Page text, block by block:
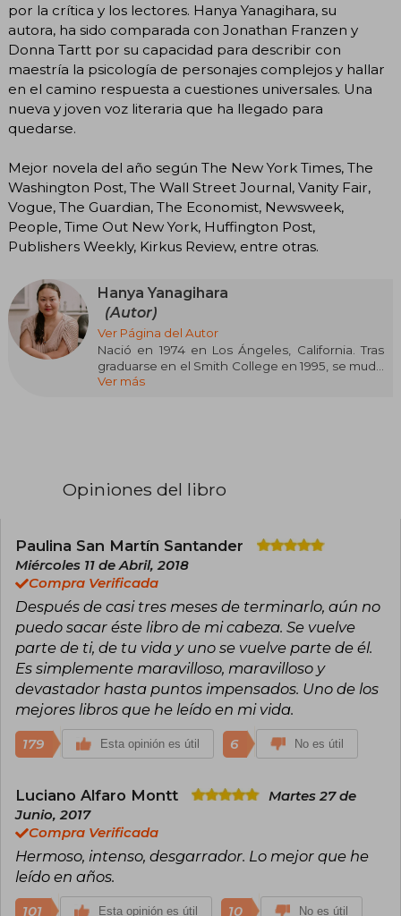
por la crítica y los lectores. Hanya Yanagihara, su
autora, ha sido comparada con Jonathan Franzen y
Donna Tartt por su capacidad para describir con
maestría la psicología de personajes complejos y hallar
en el camino respuesta a cuestiones universales. Una
nueva y joven voz literaria que ha llegado para
quedarse.
Mejor novela del año según The New York Times, The
Washington Post, The Wall Street Journal, Vanity Fair,
Vogue, The Guardian, The Economist, Newsweek,
People, Time Out New York, Huffington Post,
Publishers Weekly, Kirkus Review, entre otras.
Hanya Yanagihara
(Autor)
Ver Página del Autor
Nació en 1974 en Los Ángeles, California. Tras
graduarse en el Smith College en 1995, se mudó
a Nueva York para trabajar como publicista y en
Publicada en veinticinco países, fue nominada al
Times, The Washington Post, The Wall Street
Journal, Vanity Fair, Vogue, The Guardian, The
Economist, Newsweek, People, Time Out New
York, Huffington Post, Publishers Weekly y
Kirkus Reviews, entre otros medios, y ha
conquistado a más de dos millones y medio de
lectores.
La gente en los árboles (Lumen, 2018) fue su
primera novela, considerada una de las mejores
de 2013 y la que distinguió a Yanagihara como
una joven promesa en el mundo literario. Su
última y esperada novela, Al paraíso, que
también publicará Lumen, será un
Ver más
Opiniones del libro
Paulina San Martín Santander
Miércoles 11 de Abril, 2018
Compra Verificada
Después de casi tres meses de terminarlo, aún no
puedo sacar éste libro de mi cabeza. Se vuelve
parte de ti, de tu vida y uno se vuelve parte de él.
Es simplemente maravilloso, maravilloso y
devastador hasta puntos impensados. Uno de los
mejores libros que he leído en mi vida.
179 Esta opinión es útil 6 No es útil
Luciano Alfaro Montt
Martes 27 de
Junio, 2017
Compra Verificada
Hermoso, intenso, desgarrador. Lo mejor que he
leído en años.
101 Esta opinión es útil 10 No es útil